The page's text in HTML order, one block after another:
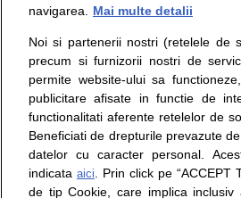
Despre noi
Contact
Intrebari frecvente
Consultanti
medicali
navigarea.
Mai multe detalii
Noi si partenerii nostri (retelele de
precum si furnizorii nostri de
permite website-ului sa
publicitare afisate in functie de
functionalitati aferente retelelor de
Beneficiati de drepturile prevazute
datelor cu caracter personal.
indicata aici. Prin click pe “ACCEPT
de tip Cookie, care implica